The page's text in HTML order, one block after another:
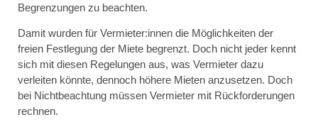
Begrenzungen zu beachten.
Damit wurden für Vermieter:innen die Möglichkeiten der
freien Festlegung der Miete begrenzt. Doch nicht jeder kennt
sich mit diesen Regelungen aus, was Vermieter dazu
verleiten könnte, dennoch höhere Mieten anzusetzen. Doch
bei Nichtbeachtung müssen Vermieter mit Rückforderungen
rechnen.